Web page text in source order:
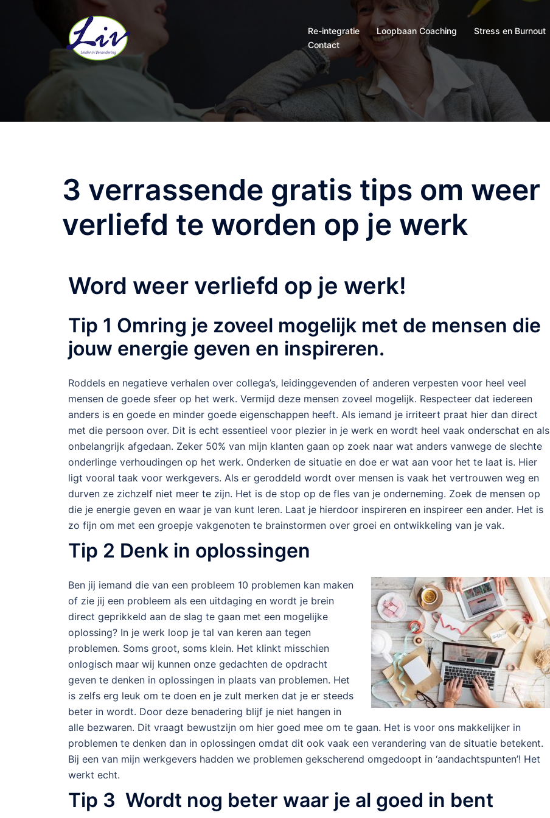
Re-integratie Loopbaan Coaching Stress en Burnout
Contact
3 verrassende gratis tips om weer
verliefd te worden op je werk
Word weer verliefd op je werk!
Tip 1 Omring je zoveel mogelijk met de mensen die
jouw energie geven en inspireren.
Roddels en negatieve verhalen over collega’s, leidinggevenden of anderen verpesten voor heel veel
mensen de goede sfeer op het werk. Vermijd deze mensen zoveel mogelijk. Respecteer dat iedereen
anders is en goede en minder goede eigenschappen heeft. Als iemand je irriteert praat hier dan direct
met die persoon over. Dit is echt essentieel voor plezier in je werk en wordt heel vaak onderschat en als
onbelangrijk afgedaan. Zeker 50% van mijn klanten gaan op zoek naar wat anders vanwege de slechte
onderlinge verhoudingen op het werk. Onderken de situatie en doe er wat aan voor het te laat is. Hier
ligt vooral taak voor werkgevers. Als er geroddeld wordt over mensen is vaak het vertrouwen weg en
durven ze zichzelf niet meer te zijn. Het is de stop op de fles van je onderneming. Zoek de mensen op
die je energie geven en waar je van kunt leren. Laat je hierdoor inspireren en inspireer een ander. Het is
zo fijn om met een groepje vakgenoten te brainstormen over groei en ontwikkeling van je vak.
Tip 2 Denk in oplossingen
Ben jij iemand die van een probleem 10 problemen kan maken
of zie jij een probleem als een uitdaging en wordt je brein
direct geprikkeld aan de slag te gaan met een mogelijke
oplossing? In je werk loop je tal van keren aan tegen
problemen. Soms groot, soms klein. Het klinkt misschien
onlogisch maar wij kunnen onze gedachten de opdracht
geven te denken in oplossingen in plaats van problemen. Het
is zelfs erg leuk om te doen en je zult merken dat je er steeds
beter in wordt. Door deze benadering blijf je niet hangen in
alle bezwaren. Dit vraagt bewustzijn om hier goed mee om te gaan. Het is voor ons makkelijker in
problemen te denken dan in oplossingen omdat dit ook vaak een verandering van de situatie betekent.
Bij een van mijn werkgevers hadden we problemen gekscherend omgedoopt in ‘aandachtspunten’! Het
werkt echt.
Tip 3 Wordt nog beter waar je al goed in bent